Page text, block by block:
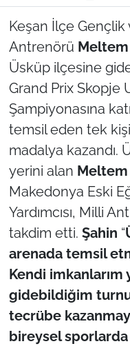
Keşan İlçe
Antrenörü Meltem
Üsküp ilçesine
Grand Prix Skopje
Şampiyonasına
temsil eden tek
madalya kazandı.
yerini alan Meltem
Makedonya Eski
Yardımcısı, Milli
takdim etti. Şahin “
arenada temsil
Kendi
gidebildiğim
tecrübe
bireysel sporlarda
YAŞAM
EDİRNE
TEKİRDAĞ
KIRKLARELİ
ÇANAKKALE
TÜRKİYE
Bölge
Genel
Politika